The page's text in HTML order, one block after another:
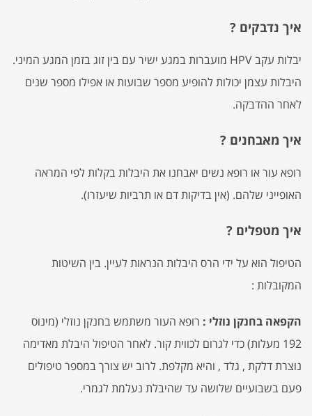
איך נדבקים ?
יבלות עקב HPV מועברות במגע ישיר עם בין זוג בזמן המגע המיני.
היבלות עצמן יכולות להופיע מספר שבועות או אפילו מספר שנים
לאחר ההדבקה.
איך מאבחנים ?
רופא עור או רופא נשים יאבחנו את היבלות בקלות לפי המראה
האופייני שלהם. (אין בדיקות דם או תרביות שיעזרו).
איך מטפלים ?
הטיפול הוא על ידי הרס היבלות הנראות לעיין. בין השיטות
המקובלות :
הקפאה בחנקן נוזלי : רופא העור משתמש בחנקן נוזלי (מינוס
192 מעלות) כדי לגרום לכווית קור. לאחר הטיפול היבלת מאדימה
נוצרת דלקת , גלד , והיא מקלפת. לרוב יש צורך במספר טיפולים
פעם בשבועיים שלושה עד שהיבלת נעלמת לגמרי.